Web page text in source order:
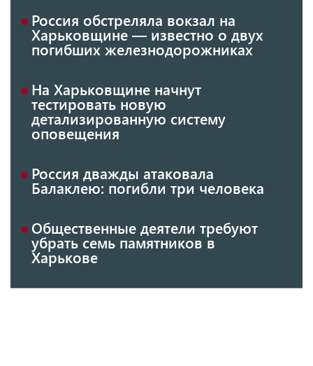
Россия обстреляла вокзал на
Харьковщине — известно о двух
погибших железнодорожниках
На Харьковщине начнут
тестировать новую
детализированную систему
оповещения
Россия дважды атаковала
Балаклею: погибли три человека
Общественные деятели требуют
убрать семь памятников в
Харькове